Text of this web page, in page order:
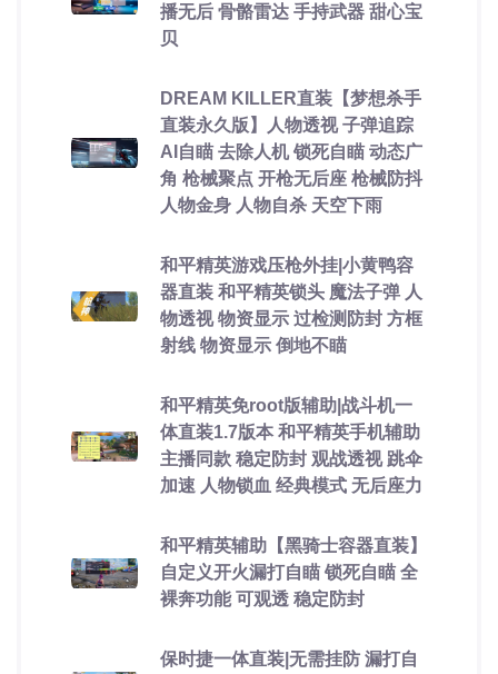
播无后 骨骼雷达 手持武器 甜心宝
贝
DREAM KILLER直装【梦想杀手
直装永久版】人物透视 子弹追踪
AI自瞄 去除人机 锁死自瞄 动态广
角 枪械聚点 开枪无后座 枪械防抖
人物金身 人物自杀 天空下雨
和平精英游戏压枪外挂|小黄鸭容
器直装 和平精英锁头 魔法子弹 人
物透视 物资显示 过检测防封 方框
射线 物资显示 倒地不瞄
和平精英免root版辅助|战斗机一
体直装1.7版本 和平精英手机辅助
主播同款 稳定防封 观战透视 跳伞
加速 人物锁血 经典模式 无后座力
和平精英辅助【黑骑士容器直装】
自定义开火漏打自瞄 锁死自瞄 全
裸奔功能 可观透 稳定防封
保时捷一体直装|无需挂防 漏打自